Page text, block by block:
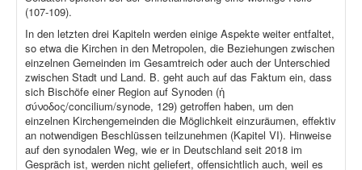
(107-109).
In den letzten drei Kapiteln werden einige Aspekte weiter entfaltet,
so etwa die Kirchen in den Metropolen, die Beziehungen zwischen
einzelnen Gemeinden im Gesamtreich oder auch der Unterschied
zwischen Stadt und Land. B. geht auch auf das Faktum ein, dass
sich Bischöfe einer Region auf Synoden (ἡ
σύνοδος/concilium/synode, 129) getroffen haben, um den
einzelnen Kirchengemeinden die Möglichkeit einzuräumen, effektiv
an notwendigen Beschlüssen teilzunehmen (Kapitel VI). Hinweise
auf den synodalen Weg, wie er in Deutschland seit 2018 im
Gespräch ist, werden nicht geliefert, offensichtlich auch, weil es